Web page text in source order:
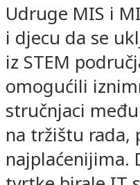
Udruge MIS i
i djecu da se
iz STEM
omogućili
stručnjaci
na tržištu rada,
najplaćenijima.